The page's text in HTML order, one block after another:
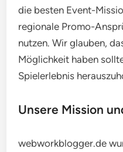
die besten Event-
regionale Promo-
nutzen. Wir glauben,
Möglichkeit haben
Spielerlebnis
Unsere Mission
webworkblogger.de